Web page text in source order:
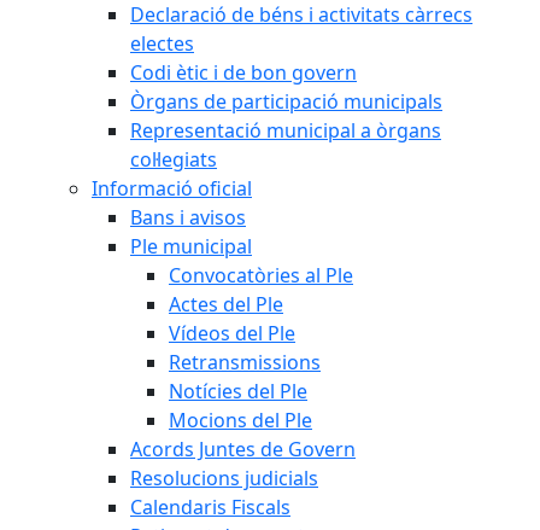
Declaració de béns i activitats càrrecs
electes
Codi ètic i de bon govern
Òrgans de participació municipals
Representació municipal a òrgans
col·legiats
Informació oficial
Bans i avisos
Ple municipal
Convocatòries al Ple
Actes del Ple
Vídeos del Ple
Retransmissions
Notícies del Ple
Mocions del Ple
Acords Juntes de Govern
Resolucions judicials
Calendaris Fiscals